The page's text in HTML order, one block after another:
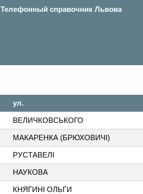
Телефонный справочник Львова
ул.
ВЕЛИЧКОВСЬКОГО
МАКАРЕНКА (БРЮХОВИЧІ)
РУСТАВЕЛІ
НАУКОВА
КНЯГИНІ ОЛЬГИ